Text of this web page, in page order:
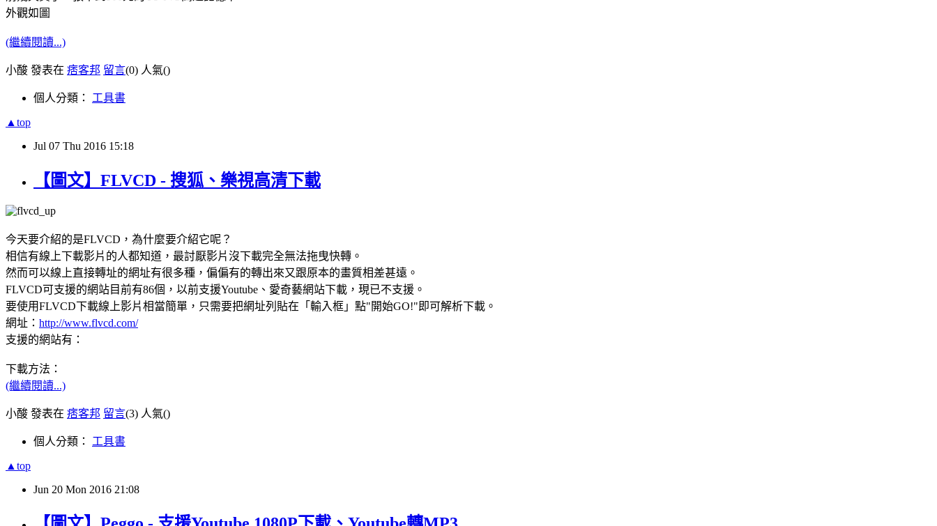
外觀如圖
(繼續閱讀...)
小酸 發表在 痞客邦 留言(0) 人氣()
個人分類： 工具書
▲top
Jul 07 Thu 2016 15:18
【圖文】FLVCD - 搜狐、樂視高清下載
今天要介紹的是FLVCD，為什麼要介紹它呢？
相信有線上下載影片的人都知道，最討厭影片沒下載完全無法拖曳快轉。
然而可以線上直接轉址的網址有很多種，偏偏有的轉出來又跟原本的畫質相差甚遠。
FLVCD可支援的網站目前有86個，以前支援Youtube、愛奇藝網站下載，現已不支援。
要使用FLVCD下載線上影片相當簡單，只需要把網址列貼在「輸入框」點"開始GO!"即可解析下載。
網址： http://www.flvcd.com/
支援的網站有：
下載方法：
(繼續閱讀...)
小酸 發表在 痞客邦 留言(3) 人氣()
個人分類： 工具書
▲top
Jun 20 Mon 2016 21:08